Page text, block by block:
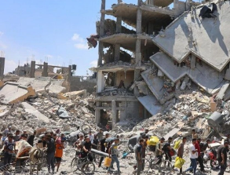
YAZARLAR